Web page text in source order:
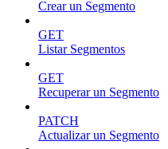
Crear un Segmento
GET
Listar Segmentos
GET
Recuperar un Segmento
PATCH
Actualizar un Segmento